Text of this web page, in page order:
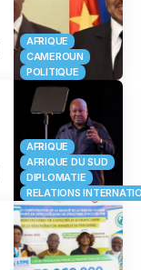
AFRIQUE
CAMEROUN
POLITIQUE
AFRIQUE
AFRIQUE DU SUD
DIPLOMATIE
RELATIONS